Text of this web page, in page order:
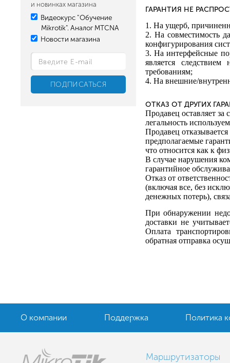
и новинках магазина
Видеокурс "Обучение
Mikrotik". Аналог MTCNA
Новости магазина
ГАРАНТИЯ НЕ
1. На ущерб,
2. На совместимость
конфигурирования
3. На интерфейсные
является
требованиям;
4. На внешние/
ОТКАЗ ОТ ДРУГИХ
Продавец оставляет
легальность
Продавец
предполагаемые
что относится как к
В случае нарушения
гарантийное
Отказ от
(включая все, без
денежных потерь),
При обнаружении
доставки не
Оплата
обратная отправка
О компании Поддержка Политика
Маршрутизаторы